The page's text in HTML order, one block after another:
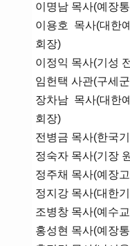
이명남 목사(예장
이용호 목사(대한
회장)
이정익 목사(기성
임헌택 사관(구세
장차남 목사(대한
회장)
전병금 목사(한국
정숙자 목사(기장
정주채 목사(예장
정지강 목사(대한
조병창 목사(예수
홍성현 목사(예장